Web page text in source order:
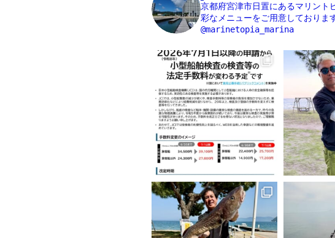
京都府宮津市日置にあるマリント
彩なメニューをご用意しておりま
@marinetopia_marina